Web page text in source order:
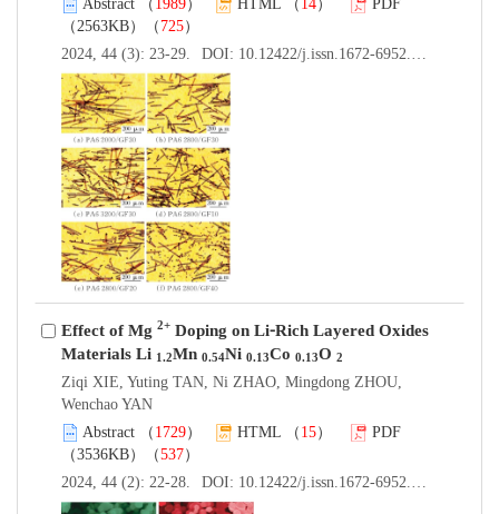
Abstract （ 1989） HTML （ 14）
PDF
（2563KB）（ 725）
2024, 44 (3): 23-29.
DOI: 10.12422/j.issn.1672-6952.2024.03.004
Effect of Mg 2+ Doping on Li⁃Rich Layered Oxides
Materials Li 1.2Mn 0.54Ni 0.13Co 0.13O 2
Ziqi XIE, Yuting TAN, Ni ZHAO, Mingdong ZHOU,
Wenchao YAN
Abstract （ 1729） HTML （ 15）
PDF
（3536KB）（537）
2024, 44 (2): 22-28.
DOI: 10.12422/j.issn.1672-6952.2024.02.004